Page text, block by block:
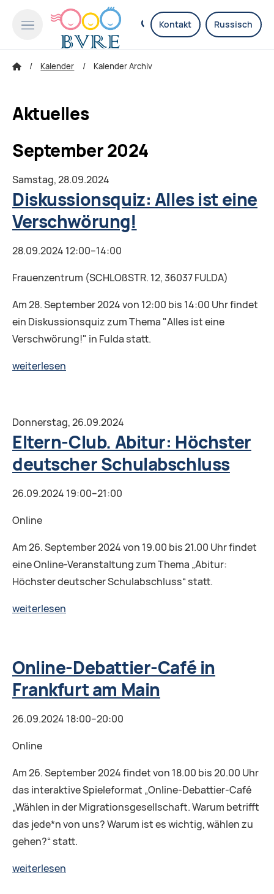
Kontakt Russisch
Kalender Kalender Archiv
Aktuelles
September 2024
Samstag,28.09.2024
Diskussionsquiz: Alles ist eine
Verschwörung!
28.09.2024 12:00–14:00
Frauenzentrum (SCHLOßSTR. 12, 36037 FULDA)
Am 28. September 2024 von 12:00 bis 14:00 Uhr findet
ein Diskussionsquiz zum Thema "Alles ist eine
Verschwörung!" in Fulda statt.
weiterlesen
eine
Verschwörung!
Donnerstag,26.09.2024
Eltern-Club. Abitur: Höchster
deutscher Schulabschluss
26.09.2024 19:00–21:00
Online
Am 26. September 2024 von 19.00 bis 21.00 Uhr findet
eine Online-Veranstaltung zum Thema „Abitur:
Höchster deutscher Schulabschluss“ statt.
weiterlesen
Höchster
deutscher
Schulabschluss
Online-Debattier-Café in
Frankfurt am Main
26.09.2024 18:00–20:00
Online
Am 26. September 2024 findet von 18.00 bis 20.00 Uhr
das interaktive Spieleformat „Online-Debattier-Café
„Wählen in der Migrationsgesellschaft. Warum betrifft
das jede*n von uns? Warum ist es wichtig, wählen zu
gehen?“ statt.
weiterlesen